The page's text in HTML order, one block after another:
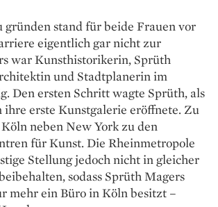
gründen stand für beide Frauen vor
eigentlich gar nicht zur
war Kunsthistorikerin, Sprüth
und Stadtplanerin im
Den ersten Schritt wagte Sprüth, als
ihre erste Kunstgalerie eröffnete. Zu
neben New York zu den
für Kunst. Die Rheinmetropole
Stellung jedoch nicht in gleicher
sodass Sprüth Magers
mehr ein Büro in Köln besitzt –